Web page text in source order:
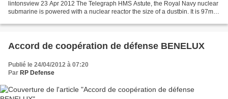
lintonsview 23 Apr 2012 The Telegraph HMS Astute, the Royal Navy nuclear
submarine is powered with a nuclear reactor the size of a dustbin. It is 97m
Accord de coopération de défense BENELUX
Publié le 24/04/2012 à 07:20
Par RP Defense